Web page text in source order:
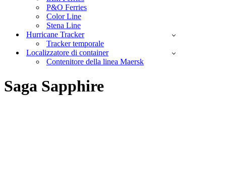
P&O Ferries
Color Line
Stena Line
Hurricane Tracker
Tracker temporale
Localizzatore di container
Contenitore della linea Maersk
Saga Sapphire